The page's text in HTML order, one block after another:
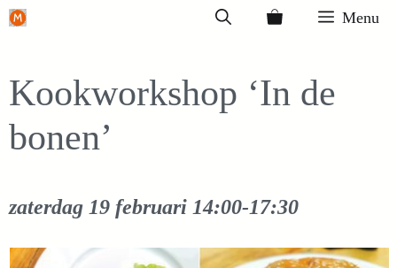
Ga
inhoud
Menu
Kookworkshop ‘In de
bonen’
zaterdag 19 februari 14:00-17:30